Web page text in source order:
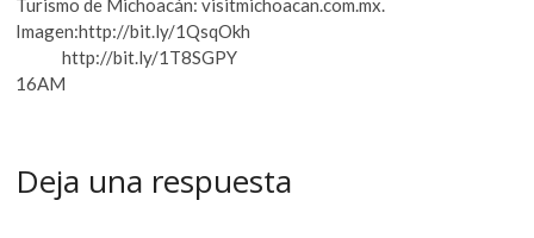
Turismo de Michoacán: visitmichoacan.com.mx.
Imagen:http://bit.ly/1QsqOkh
http://bit.ly/1T8SGPY
16AM
Deja una respuesta